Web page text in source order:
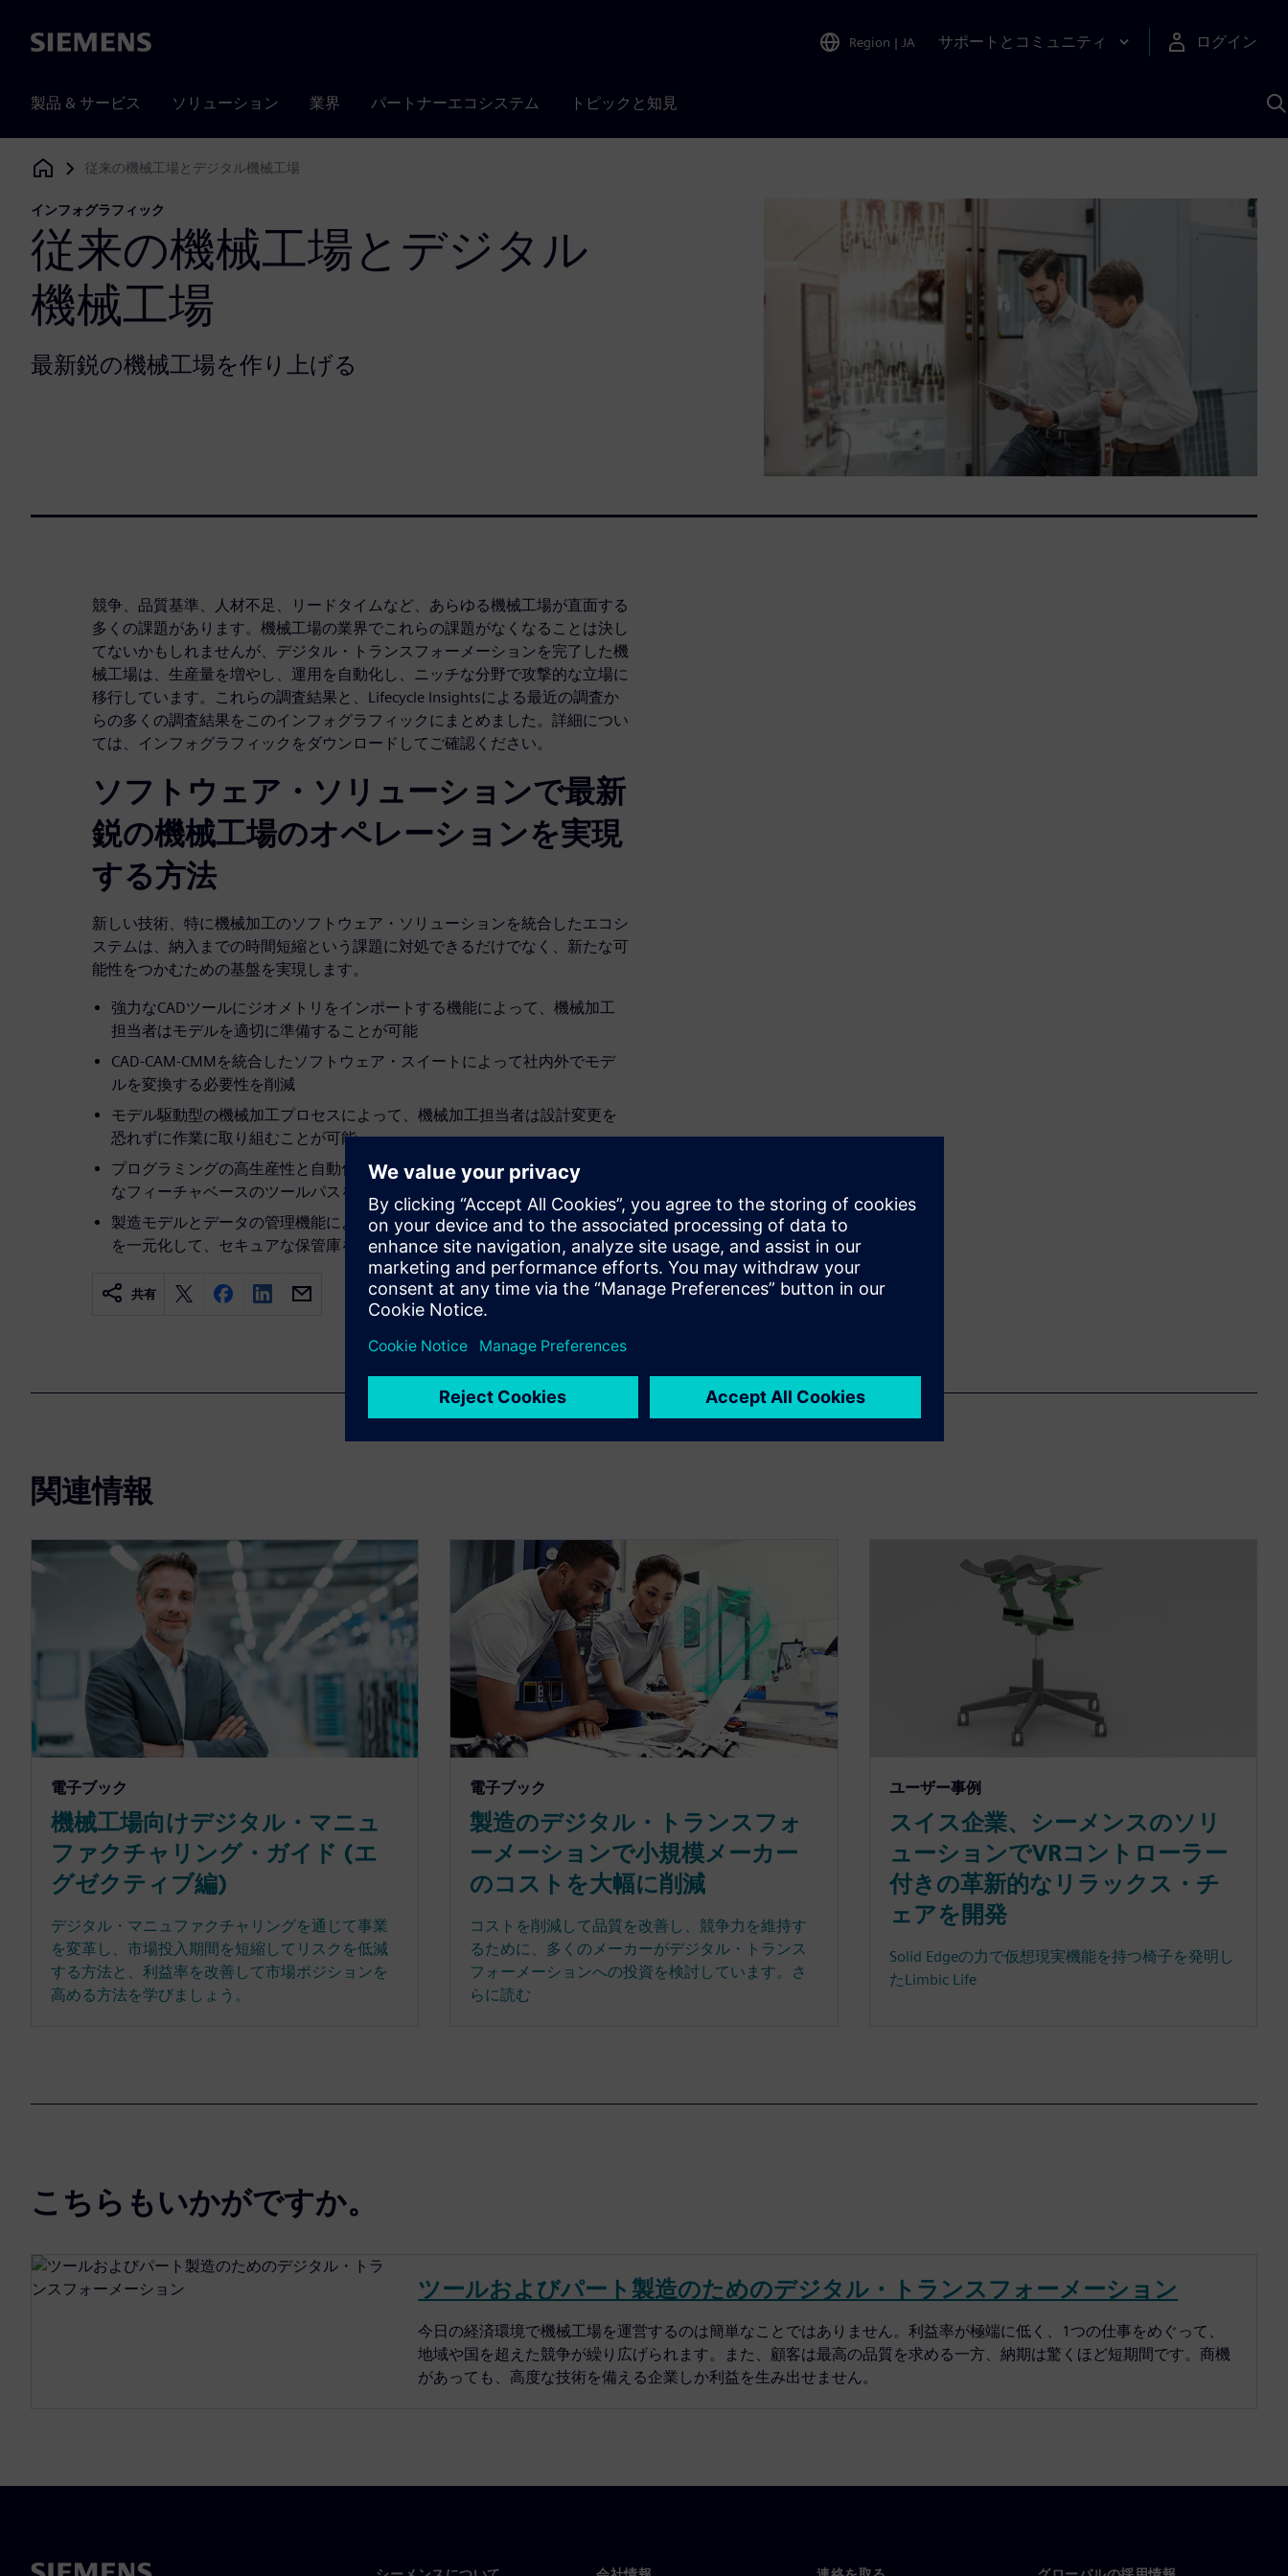
Siemens Region | JA サポートとコミュニティ ログイン
製品 & サービス ソリューション 業界 パートナーエコシステム トピックと知見
Siemens Digital Industries Software
従来の機械工場とデジタル機械工場
インフォグラフィック
従来の機械工場とデジタル
機械工場
最新鋭の機械工場を作り上げる
競争、品質基準、人材不足、リードタイムなど、あらゆる機械工場が直面する
多くの課題があります。機械工場の業界でこれらの課題がなくなることは決し
てないかもしれませんが、デジタル・トランスフォーメーションを完了した機
械工場は、生産量を増やし、運用を自動化し、ニッチな分野で攻撃的な立場に
移行しています。これらの調査結果と、Lifecycle Insightsによる最近の調査か
らの多くの調査結果をこのインフォグラフィックにまとめました。詳細につい
ては、インフォグラフィックをダウンロードしてご確認ください。
ソフトウェア・ソリューションで最新
鋭の機械工場のオペレーションを実現
する方法
新しい技術、特に機械加工のソフトウェア・ソリューションを統合したエコシ
ステムは、納入までの時間短縮という課題に対処できるだけでなく、新たな可
能性をつかむための基盤を実現します。
強力なCADツールにジオメトリをインポートする機能によって、機械加工
担当者はモデルを適切に準備することが可能
CAD-CAM-CMMを統合したソフトウェア・スイートによって社内外でモデ
ルを変換する必要性を削減
モデル駆動型の機械加工プロセスによって、機械加工担当者は設計変更を
恐れずに作業に取り組むことが可能
プログラミングの高生産性と自動化によって、変化に適応できるスマート
なフィーチャベースのツールパスを利用することが可能
製造モデルとデータの管理機能によって、設計モデルや製造モデルの情報
を一元化して、セキュアな保管庫を実現
共有
関連情報
電子ブック
機械工場向けデジタル・マニュ
ファクチャリング・ガイド (エ
グゼクティブ編)
デジタル・マニュファクチャリングを通じて事業
を変革し、市場投入期間を短縮してリスクを低減
する方法と、利益率を改善して市場ポジションを
高める方法を学びましょう。
電子ブック
製造のデジタル・トランスフォ
ーメーションで小規模メーカー
のコストを大幅に削減
コストを削減して品質を改善し、競争力を維持す
るために、多くのメーカーがデジタル・トランス
フォーメーションへの投資を検討しています。さ
らに読む
ユーザー事例
スイス企業、シーメンスのソリ
ューションでVRコントローラー
付きの革新的なリラックス・チ
ェアを開発
Solid Edgeの力で仮想現実機能を持つ椅子を発明し
たLimbic Life
こちらもいかがですか。
ツールおよびパート製造のためのデジタル・トランスフォーメーション
今日の経済環境で機械工場を運営するのは簡単なことではありません。利益率が極端に低く、1つの仕事をめぐって、
地域や国を超えた競争が繰り広げられます。また、顧客は最高の品質を求める一方、納期は驚くほど短期間です。商機
があっても、高度な技術を備える企業しか利益を生み出せません。